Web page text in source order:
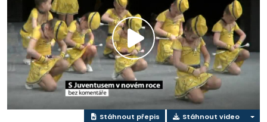
Přehrát
video
Stáhnout přepis Stáhnout video